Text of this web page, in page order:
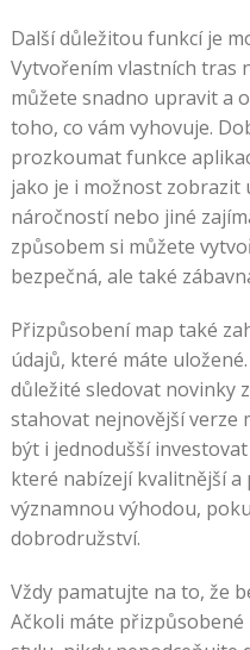
Další důležitou funkcí je
Vytvořením vlastních tras
můžete snadno upravit a
toho, co vám vyhovuje.
prozkoumat funkce
jako je i možnost zobrazit
náročností nebo jiné
způsobem si můžete
bezpečná, ale také
Přizpůsobení map také
údajů, které máte
důležité sledovat novinky
stahovat nejnovější verze
být i jednodušší
které nabízejí kvalitnější a
významnou výhodou,
dobrodružství.
Vždy pamatujte na to, že
Ačkoli máte